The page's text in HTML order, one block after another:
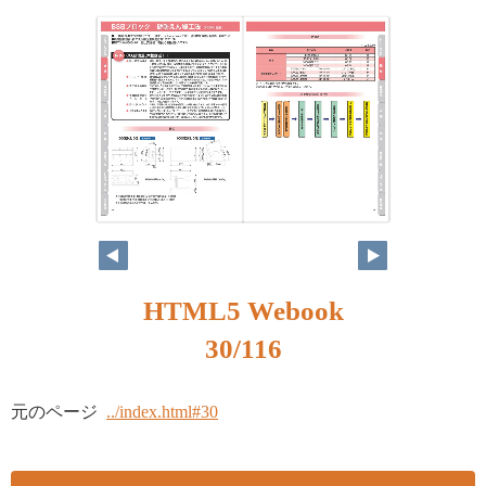
HTML5 Webook
30/116
元のページ ../index.html#30